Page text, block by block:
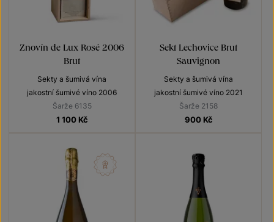
Znovín de Lux Rosé 2006
Brut
Sekty a šumivá vína
jakostní šumivé víno 2006
Šarže 6135
1 100 Kč
Sekt Lechovice Brut
Sauvignon
Sekty a šumivá vína
jakostní šumivé víno 2021
Šarže 2158
900 Kč